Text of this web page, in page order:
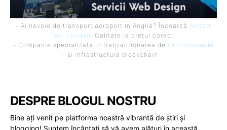
- Ai nevoie de transport aeroport in Anglia? Încearcă Airport
Taxi London
. Calitate la prețul corect.
- Companie specializata in tranzactionarea de Criptomonede
si infrastructura blockchain.
DESPRE BLOGUL NOSTRU
Bine ați venit pe platforma noastră vibrantă de știri și
blogging! Suntem încântați să vă avem alături în această